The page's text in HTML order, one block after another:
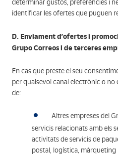
determinar gustos, preferències i
identificar les ofertes que puguen
D. Enviament d’ofertes i
Grupo Correos i de terceres
En cas que preste el seu
per qualsevol canal electrònic o
de:
Altres empreses del
servicis relacionats amb els
activitats de servicis de
postal, logística,